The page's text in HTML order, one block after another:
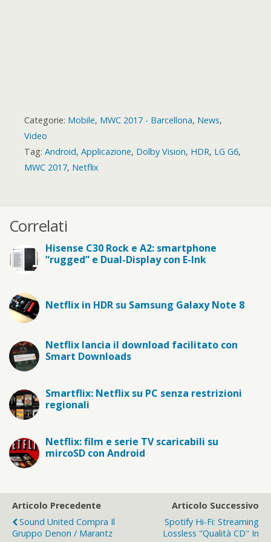
Categorie: Mobile, MWC 2017 - Barcellona, News,
Video
Tag: Android, Applicazione, Dolby Vision, HDR, LG G6,
MWC 2017, Netflix
Correlati
Hisense C30 Rock e A2: smartphone
“rugged” e Dual-Display con E-Ink
Netflix in HDR su Samsung Galaxy Note 8
Netflix lancia il download facilitato con
Smart Downloads
Smartflix: Netflix su PC senza restrizioni
regionali
Netflix: film e serie TV scaricabili su
mircoSD con Android
Articolo Precedente
Sound United Compra Il
Gruppo Denon / Marantz
Articolo Successivo
Spotify Hi-Fi: Streaming
Lossless "qualità CD" In